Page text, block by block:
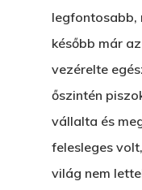
legfontosabb,
később már
vezérelte
őszintén
vállalta és
felesleges
világ nem